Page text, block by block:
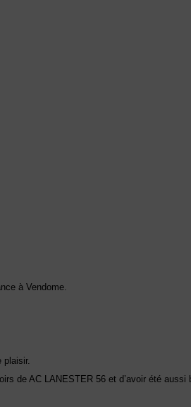
à Vendome.
plaisir.
de AC LANESTER 56 et d’avoir été aussi